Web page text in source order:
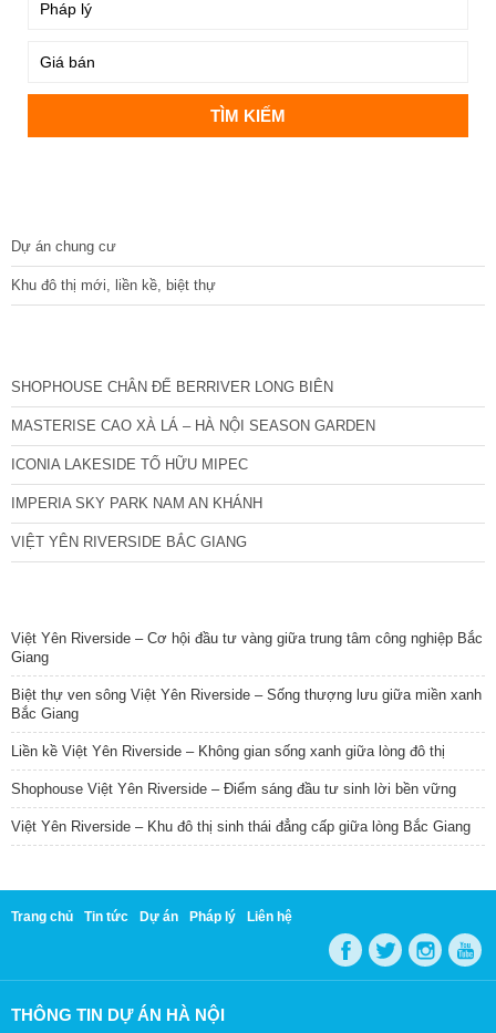
Dự án chung cư
Khu đô thị mới, liền kề, biệt thự
SHOPHOUSE CHÂN ĐẾ BERRIVER LONG BIÊN
MASTERISE CAO XÀ LÁ – HÀ NỘI SEASON GARDEN
ICONIA LAKESIDE TỐ HỮU MIPEC
IMPERIA SKY PARK NAM AN KHÁNH
VIỆT YÊN RIVERSIDE BẮC GIANG
Việt Yên Riverside – Cơ hội đầu tư vàng giữa trung tâm công nghiệp Bắc
Giang
Biệt thự ven sông Việt Yên Riverside – Sống thượng lưu giữa miền xanh
Bắc Giang
Liền kề Việt Yên Riverside – Không gian sống xanh giữa lòng đô thị
Shophouse Việt Yên Riverside – Điểm sáng đầu tư sinh lời bền vững
Việt Yên Riverside – Khu đô thị sinh thái đẳng cấp giữa lòng Bắc Giang
Trang chủ Tin tức Dự án Pháp lý Liên hệ
THÔNG TIN DỰ ÁN HÀ NỘI